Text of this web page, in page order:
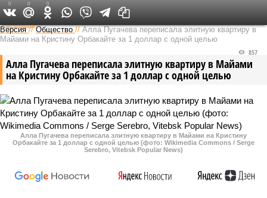
Федеральный выпуск
Версия //Общество //Алла Пугачева переписала элитную квартиру в
Майами на Кристину Орбакайте за 1 доллар с одной целью
Алла Пугачева переписала элитную квартиру в Майами
на Кристину Орбакайте за 1 доллар с одной целью
857
Алла Пугачева переписала элитную квартиру в Майами на Кристину
Орбакайте за 1 доллар с одной целью (фото: Wikimedia Commons / Serge
Serebro, Vitebsk Popular News)
0 0 0